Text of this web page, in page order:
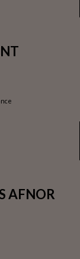
AFNOR